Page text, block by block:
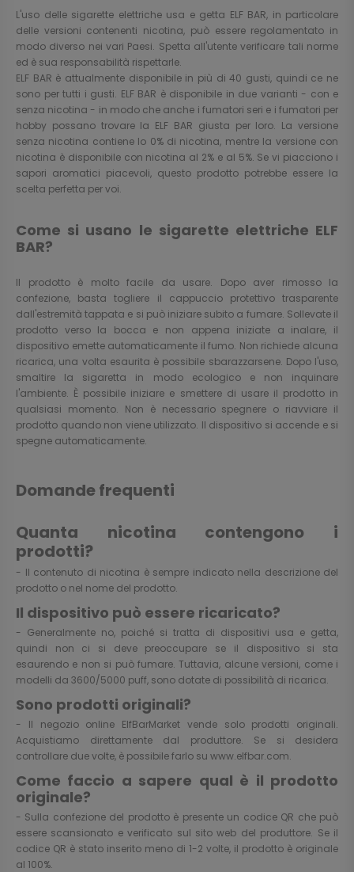
L'uso delle sigarette elettriche usa e getta ELF BAR, in particolare
delle versioni contenenti nicotina, può essere regolamentato in
modo diverso nei vari Paesi. Spetta all'utente verificare tali norme
ed è sua responsabilità rispettarle.
ELF BAR è attualmente disponibile in più di 40 gusti, quindi ce ne
sono per tutti i gusti. ELF BAR è disponibile in due varianti - con e
senza nicotina - in modo che anche i fumatori seri e i fumatori per
hobby possano trovare la ELF BAR giusta per loro. La versione
senza nicotina contiene lo 0% di nicotina, mentre la versione con
nicotina è disponibile con nicotina al 2% e al 5%. Se vi piacciono i
sapori aromatici piacevoli, questo prodotto potrebbe essere la
scelta perfetta per voi.
Come si usano le sigarette elettriche ELF
BAR?
Il prodotto è molto facile da usare. Dopo aver rimosso la
confezione, basta togliere il cappuccio protettivo trasparente
dall'estremità tappata e si può iniziare subito a fumare. Sollevate il
prodotto verso la bocca e non appena iniziate a inalare, il
dispositivo emette automaticamente il fumo. Non richiede alcuna
ricarica, una volta esaurita è possibile sbarazzarsene. Dopo l'uso,
smaltire la sigaretta in modo ecologico e non inquinare
l'ambiente. È possibile iniziare e smettere di usare il prodotto in
qualsiasi momento. Non è necessario spegnere o riavviare il
prodotto quando non viene utilizzato. Il dispositivo si accende e si
spegne automaticamente.
Domande frequenti
Quanta nicotina contengono i
prodotti?
- Il contenuto di nicotina è sempre indicato nella descrizione del
prodotto o nel nome del prodotto.
Il dispositivo può essere ricaricato?
- Generalmente no, poiché si tratta di dispositivi usa e getta,
quindi non ci si deve preoccupare se il dispositivo si sta
esaurendo e non si può fumare. Tuttavia, alcune versioni, come i
modelli da 3600/5000 puff, sono dotate di possibilità di ricarica.
Sono prodotti originali?
- Il negozio online ElfBarMarket vende solo prodotti originali.
Acquistiamo direttamente dal produttore. Se si desidera
controllare due volte, è possibile farlo su www.elfbar.com.
Come faccio a sapere qual è il prodotto
originale?
- Sulla confezione del prodotto è presente un codice QR che può
essere scansionato e verificato sul sito web del produttore. Se il
codice QR è stato inserito meno di 1-2 volte, il prodotto è originale
al 100%.